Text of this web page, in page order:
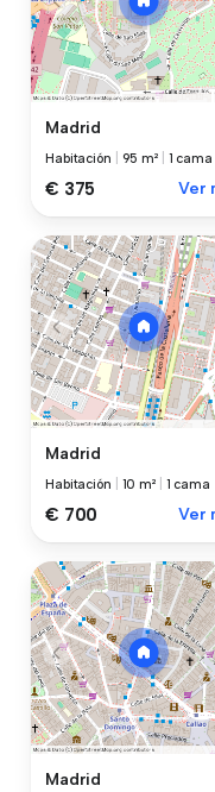
Madrid
Habitación 95 m² 1 cama
€ 375 Ver
Madrid
Habitación 10 m² 1 cama
€ 700 Ver
Madrid